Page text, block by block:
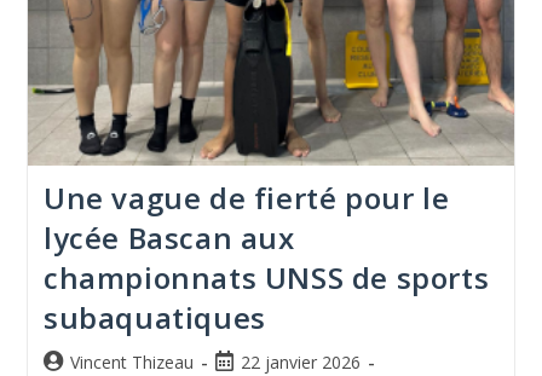
Une vague de fierté pour le
lycée Bascan aux
championnats UNSS de sports
subaquatiques
Vincent Thizeau
22 janvier 2026